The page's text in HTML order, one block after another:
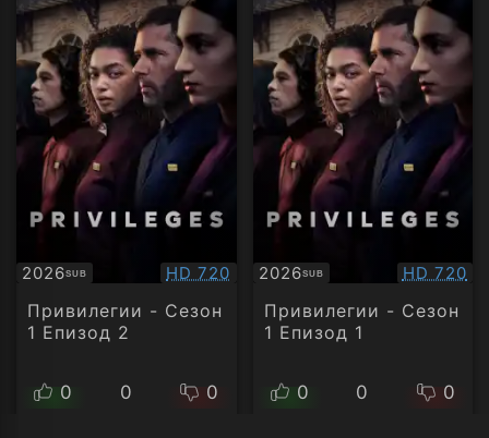
2026SUB
Субтитри Качество:
HD 720
Привилегии - Сезон
1 Епизод 2
0 0 0
2026SUB
Субтитри HD 720
Привилегии - Сезон
1 Епизод 1
0 0 0